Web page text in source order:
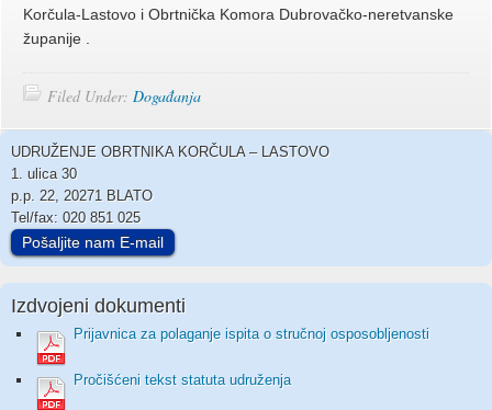
Korčula-Lastovo i Obrtnička Komora Dubrovačko-neretvanske
županije .
Filed Under: Događanja
UDRUŽENJE OBRTNIKA KORČULA – LASTOVO
1. ulica 30
p.p. 22, 20271 BLATO
Tel/fax: 020 851 025
Pošaljite nam E-mail
Izdvojeni dokumenti
Prijavnica za polaganje ispita o stručnoj osposobljenosti
Pročišćeni tekst statuta udruženja